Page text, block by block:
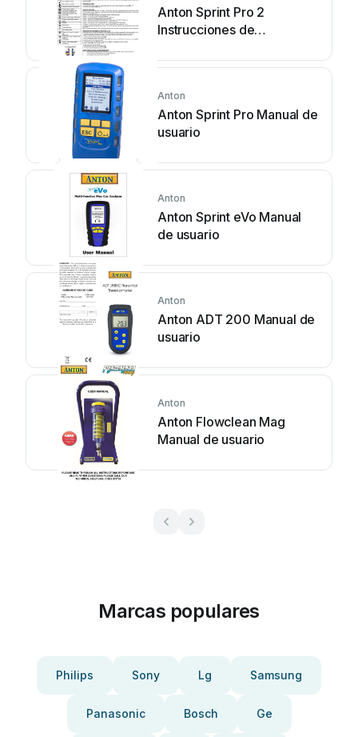
Anton Sprint Pro 2
Instrucciones de
mantenimiento
Anton
Anton Sprint Pro Manual de
usuario
Anton
Anton Sprint eVo Manual
de usuario
Anton
Anton ADT 200 Manual de
usuario
Anton
Anton Flowclean Mag
Manual de usuario
Marcas populares
Philips Sony Lg Samsung
Panasonic Bosch Ge